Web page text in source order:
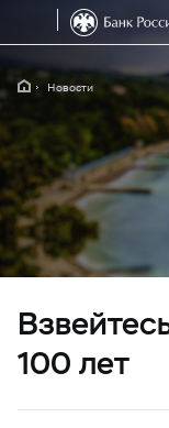
Новости
100 лет